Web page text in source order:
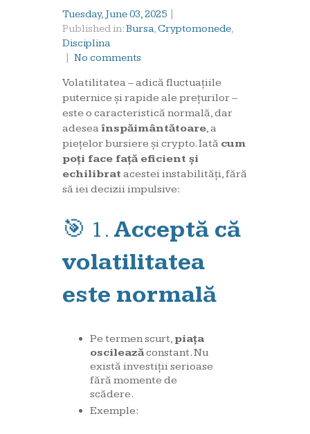
Tuesday, June 03, 2025
Published in:Bursa,Cryptomonede,
Disciplina
No comments
Volatilitatea – adică fluctuațiile
puternice și rapide ale prețurilor –
este o caracteristică normală, dar
adesea înspăimântătoare, a
piețelor bursiere și crypto. Iată cum
poți face față eficient și
echilibrat acestei instabilități, fără
să iei decizii impulsive:
🎯 1. Acceptă că
volatilitatea
este normală
Pe termen scurt, piața
oscileazăconstant. Nu
există investiții serioase
fără momente de
scădere.
Exemple: